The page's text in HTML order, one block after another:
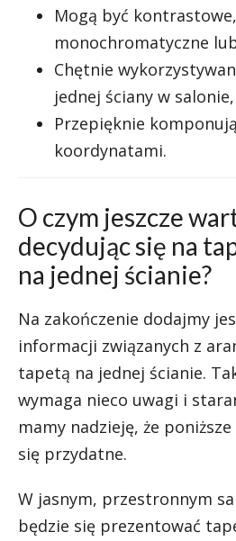
Mogą być kontrastowe,
monochromatyczne
Chętnie
jednej ściany w salonie,
Przepięknie
koordynatami.
O czym jeszcze
decydując się na
na jednej ścianie?
Na zakończenie dodajmy
informacji związanych z
tapetą na jednej ścianie.
wymaga nieco uwagi i
mamy nadzieję, że
się przydatne.
W jasnym, przestronnym
będzie się prezentować